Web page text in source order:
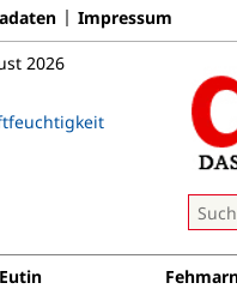
Impressum
2026
Eutin